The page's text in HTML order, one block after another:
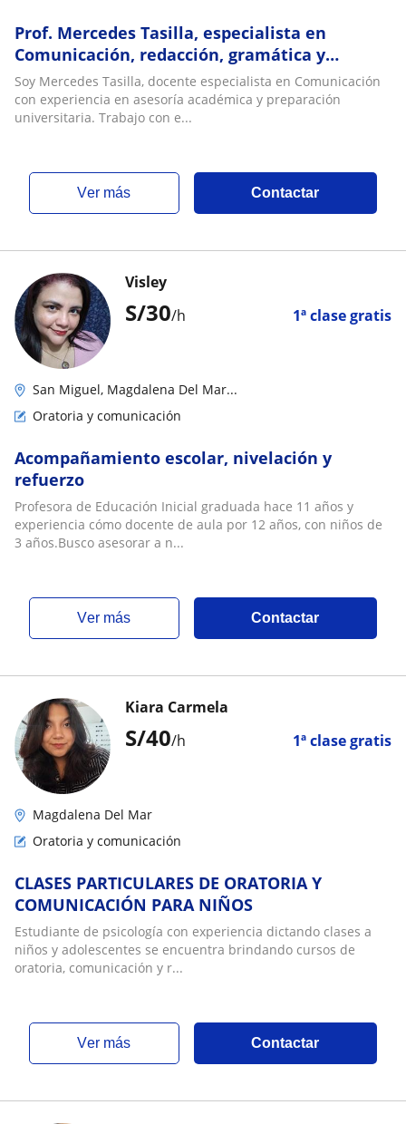
Prof. Mercedes Tasilla, especialista en
Comunicación, redacción, gramática y
postulación universitaria
Soy Mercedes Tasilla, docente especialista en Comunicación
con experiencia en asesoría académica y preparación
universitaria. Trabajo con e...
ver más Contactar
S/30/h 1ª clase gratis
Visley
San Miguel, Magdalena Del Mar...
Oratoria y comunicación
Acompañamiento escolar, nivelación y
refuerzo
Profesora de Educación Inicial graduada hace 11 años y
experiencia cómo docente de aula por 12 años, con niños de
3 años.Busco asesorar a n...
ver más Contactar
S/40/h 1ª clase gratis
Kiara Carmela
Magdalena Del Mar
Oratoria y comunicación
CLASES PARTICULARES DE ORATORIA Y
COMUNICACIÓN PARA NIÑOS
Estudiante de psicología con experiencia dictando clases a
niños y adolescentes se encuentra brindando cursos de
oratoria, comunicación y r...
ver más Contactar